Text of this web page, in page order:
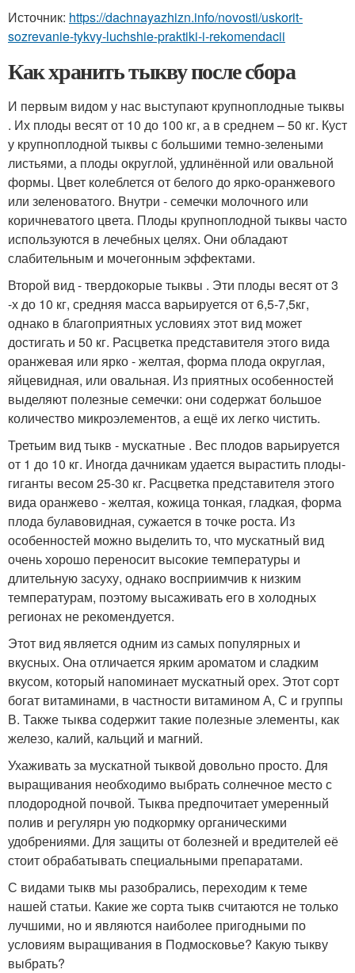
Источник: https://dachnayazhizn.info/novosti/uskorit-
sozrevanie-tykvy-luchshie-praktiki-i-rekomendacii
Как хранить тыкву после сбора
И первым видом у нас выступают крупноплодные тыквы
. Их плоды весят от 10 до 100 кг, а в среднем – 50 кг. Куст
у крупноплодной тыквы с большими темно-зелеными
листьями, а плоды округлой, удлинённой или овальной
формы. Цвет колеблется от белого до ярко-оранжевого
или зеленоватого. Внутри - семечки молочного или
коричневатого цвета. Плоды крупноплодной тыквы часто
используются в лечебных целях. Они обладают
слабительным и мочегонным эффектами.
Второй вид - твердокорые тыквы . Эти плоды весят от 3
-х до 10 кг, средняя масса варьируется от 6,5-7,5кг,
однако в благоприятных условиях этот вид может
достигать и 50 кг. Расцветка представителя этого вида
оранжевая или ярко - желтая, форма плода округлая,
яйцевидная, или овальная. Из приятных особенностей
выделяют полезные семечки: они содержат большое
количество микроэлементов, а ещё их легко чистить.
Третьим вид тыкв - мускатные . Вес плодов варьируется
от 1 до 10 кг. Иногда дачникам удается вырастить плоды-
гиганты весом 25-30 кг. Расцветка представителя этого
вида оранжево - желтая, кожица тонкая, гладкая, форма
плода булавовидная, сужается в точке роста. Из
особенностей можно выделить то, что мускатный вид
очень хорошо переносит высокие температуры и
длительную засуху, однако восприимчив к низким
температурам, поэтому высаживать его в холодных
регионах не рекомендуется.
Этот вид является одним из самых популярных и
вкусных. Она отличается ярким ароматом и сладким
вкусом, который напоминает мускатный орех. Этот сорт
богат витаминами, в частности витамином А, С и группы
В. Также тыква содержит такие полезные элементы, как
железо, калий, кальций и магний.
Ухаживать за мускатной тыквой довольно просто. Для
выращивания необходимо выбрать солнечное место с
плодородной почвой. Тыква предпочитает умеренный
полив и регулярн ую подкормку органическими
удобрениями. Для защиты от болезней и вредителей её
стоит обрабатывать специальными препаратами.
С видами тыкв мы разобрались, переходим к теме
нашей статьи. Какие же сорта тыкв считаются не только
лучшими, но и являются наиболее пригодными по
условиям выращивания в Подмосковье? Какую тыкву
выбрать?